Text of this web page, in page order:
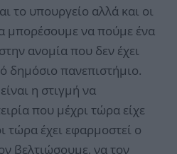
το υπουργείο αλλά και οι
μπορέσουμε να πούμε ένα
ανομία που δεν έχει
δημόσιο πανεπιστήμιο.
η στιγμή να
που μέχρι τώρα είχε
τώρα έχει εφαρμοστεί ο
βελτιώσουμε, να τον